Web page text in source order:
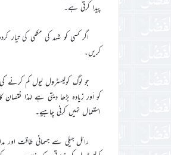
پیدا کرتی ہے۔
کریں۔
جو لوگ کولیسٹرول لیول کم کرنے
کو اَور زیادہ بڑھا دیتی ہے لہٰذا
استعمال نہیں کرنی چاہیے۔
رائل جیلی سے جسمانی طاقت اور